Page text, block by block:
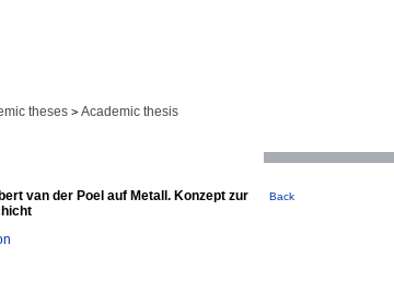
theses > Academic thesis
van der Poel auf Metall. Konzept zur
Back